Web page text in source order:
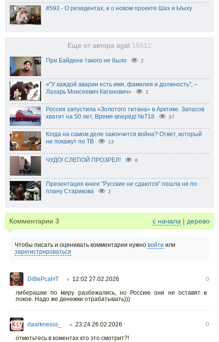
#593 - О резидентах, и о новом проекте Шах и Ыыху
Еще от автора agat 15612
При Байдене такого не было 2
«"У каждой аварии есть имя, фамилия и должность", –
Лазарь Моисеевич Каганович»
2
Россия запустила «Золотого титана» в Арктике. Запасов
хватит на 50 лет, Время-вперёд! №718
37
Когда на самом деле закончится война? Ответ, который
не покажут по ТВ
13
ЧУДО! СЛЕПОЙ ПРОЗРЕЛ! 8
Презентация книги "Русские не сдаются" пошла не по
плану Старикова
2
Комментарии 3 с начала | дерево
Чтобы писать и оценивать комментарии нужно войти или
зарегистрироваться
DiBePcaHT ○ 12:02 27.02.2026
0
либерашки по миру разбежались, но Россию они не оставят в
покое. Надо же денежки отрабатывать)))
daarknesss_ ○ 23:24 26.02.2026
0
отметьтесь в коментах кто это смотрит?!